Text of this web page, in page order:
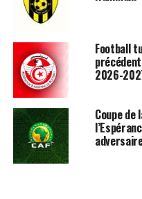
Football
2026-
Coupe de